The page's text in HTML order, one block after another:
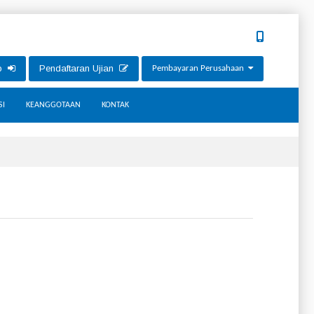
Pendaftaran Ujian Pembayaran Perusahaan
KEANGGOTAAN KONTAK